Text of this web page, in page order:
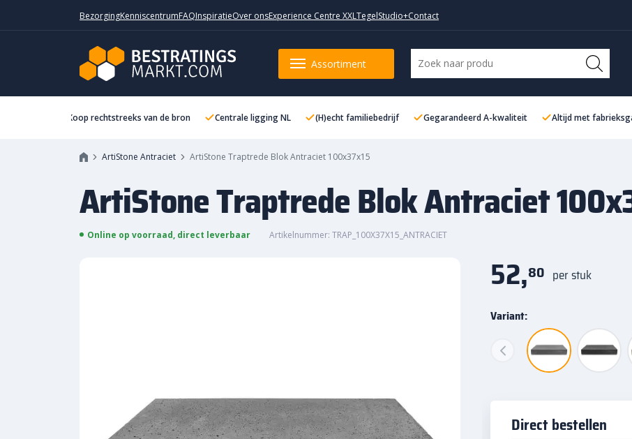
BezorgingKenniscentrumFAQInspiratieOver onsExperience Centre XXLTegelStudio+Contact
Assortiment
Koop rechtstreeks van de bron Centrale ligging NL (H)echt familiebedrijf Gegarandeerd A-kwaliteit Altijd met
ArtiStone Antraciet ArtiStone Traptrede Blok Antraciet 100x37x15
ArtiStone Traptrede Blok Antraciet
Online op voorraad, direct leverbaar Artikelnummer: TRAP_100X37X15_ANTRACIET
52,80 per stuk
Variant:
Direct bestellen
ArtiStone Traptrede Blok Antraciet 100x37x15